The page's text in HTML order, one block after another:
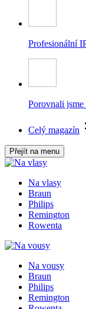
Profesionální
Porovnali
Celý magazín
Přejít na menu
Na vlasy
Braun
Philips
Remington
Rowenta
Na vousy
Braun
Philips
Remington